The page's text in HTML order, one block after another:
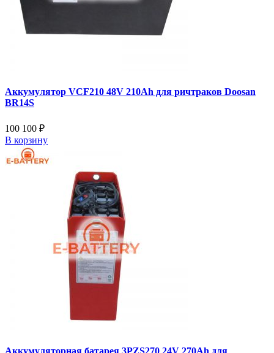
Аккумулятор VCF210 48V 210Ah для ричтраков Doosan
BR14S
100 100 ₽
В корзину
Аккумуляторная батарея 3PZS270 24V 270Ah для